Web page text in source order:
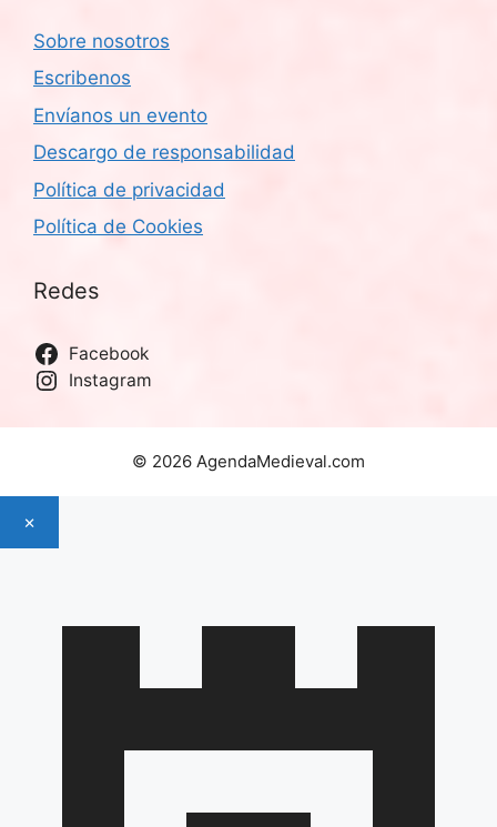
Sobre nosotros
Escribenos
Envíanos un evento
Descargo de responsabilidad
Política de privacidad
Política de Cookies
Redes
Facebook
Instagram
© 2026 AgendaMedieval.com
×